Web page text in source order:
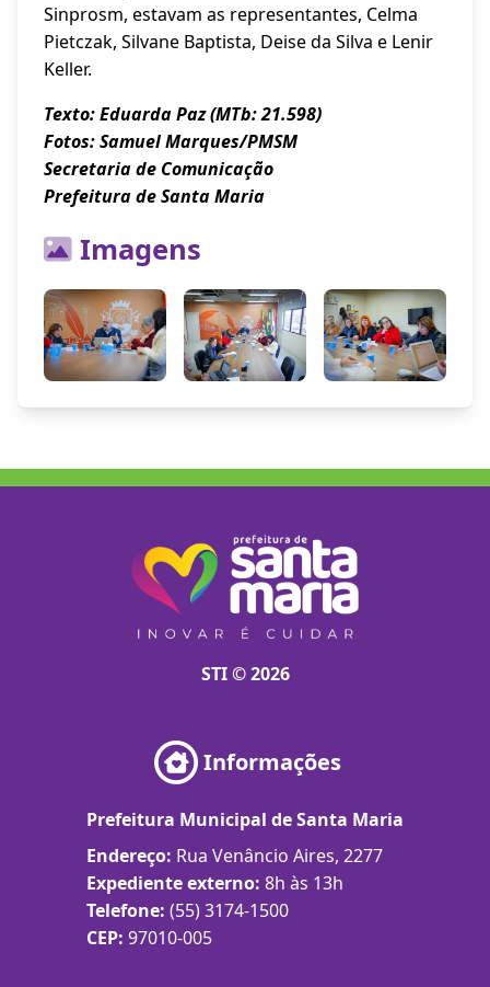
Sinprosm, estavam as representantes, Celma
Pietczak, Silvane Baptista, Deise da Silva e Lenir
Keller.
Texto: Eduarda Paz (MTb: 21.598)
Fotos: Samuel Marques/PMSM
Secretaria de Comunicação
Prefeitura de Santa Maria
Imagens
STI © 2026
Informações
Prefeitura Municipal de Santa Maria
Endereço: Rua Venâncio Aires, 2277
Expediente externo: 8h às 13h
Telefone: (55) 3174-1500
CEP: 97010-005